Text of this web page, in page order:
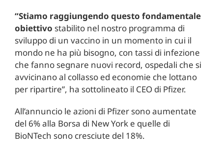
“Stiamo raggiungendo questo fondamentale
obiettivo stabilito nel nostro programma di
sviluppo di un vaccino in un momento in cui il
mondo ne ha più bisogno, con tassi di infezione
che fanno segnare nuovi record, ospedali che si
avvicinano al collasso ed economie che lottano
per ripartire”, ha sottolineato il CEO di Pfizer.
All’annuncio le azioni di Pfizer sono aumentate
del 6% alla Borsa di New York e quelle di
BioNTech sono cresciute del 18%.